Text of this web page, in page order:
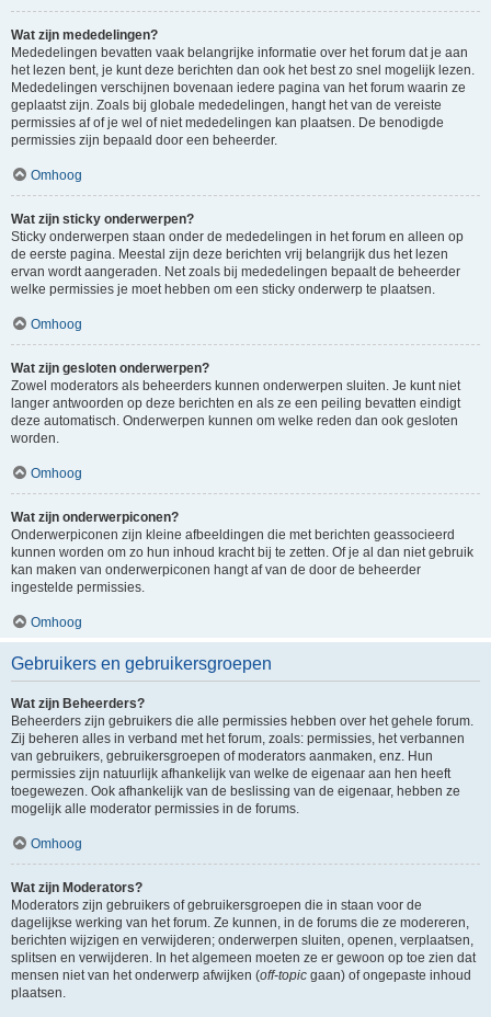
Wat zijn mededelingen?
Mededelingen bevatten vaak belangrijke informatie over het forum dat je aan
het lezen bent, je kunt deze berichten dan ook het best zo snel mogelijk lezen.
Mededelingen verschijnen bovenaan iedere pagina van het forum waarin ze
geplaatst zijn. Zoals bij globale mededelingen, hangt het van de vereiste
permissies af of je wel of niet mededelingen kan plaatsen. De benodigde
permissies zijn bepaald door een beheerder.
Omhoog
Wat zijn sticky onderwerpen?
Sticky onderwerpen staan onder de mededelingen in het forum en alleen op
de eerste pagina. Meestal zijn deze berichten vrij belangrijk dus het lezen
ervan wordt aangeraden. Net zoals bij mededelingen bepaalt de beheerder
welke permissies je moet hebben om een sticky onderwerp te plaatsen.
Omhoog
Wat zijn gesloten onderwerpen?
Zowel moderators als beheerders kunnen onderwerpen sluiten. Je kunt niet
langer antwoorden op deze berichten en als ze een peiling bevatten eindigt
deze automatisch. Onderwerpen kunnen om welke reden dan ook gesloten
worden.
Omhoog
Wat zijn onderwerpiconen?
Onderwerpiconen zijn kleine afbeeldingen die met berichten geassocieerd
kunnen worden om zo hun inhoud kracht bij te zetten. Of je al dan niet gebruik
kan maken van onderwerpiconen hangt af van de door de beheerder
ingestelde permissies.
Omhoog
Gebruikers en gebruikersgroepen
Wat zijn Beheerders?
Beheerders zijn gebruikers die alle permissies hebben over het gehele forum.
Zij beheren alles in verband met het forum, zoals: permissies, het verbannen
van gebruikers, gebruikersgroepen of moderators aanmaken, enz. Hun
permissies zijn natuurlijk afhankelijk van welke de eigenaar aan hen heeft
toegewezen. Ook afhankelijk van de beslissing van de eigenaar, hebben ze
mogelijk alle moderator permissies in de forums.
Omhoog
Wat zijn Moderators?
Moderators zijn gebruikers of gebruikersgroepen die in staan voor de
dagelijkse werking van het forum. Ze kunnen, in de forums die ze modereren,
berichten wijzigen en verwijderen; onderwerpen sluiten, openen, verplaatsen,
splitsen en verwijderen. In het algemeen moeten ze er gewoon op toe zien dat
mensen niet van het onderwerp afwijken (off-topic gaan) of ongepaste inhoud
plaatsen.